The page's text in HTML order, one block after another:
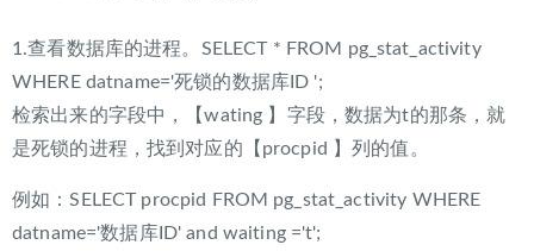
1.查看数据库的进程。SELECT * FROM pg_stat_activity
WHERE datname='死锁的数据库ID ';
检索出来的字段中，【wating 】字段，数据为t的那条，就
是死锁的进程，找到对应的【procpid 】列的值。
例如：SELECT procpid FROM pg_stat_activity WHERE
datname='数据库ID' and waiting ='t';